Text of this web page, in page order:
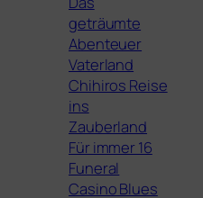
geträumte
Abenteuer
Vaterland
Chihiros Reise
ins
Zauberland
Für immer 16
Funeral
Casino Blues